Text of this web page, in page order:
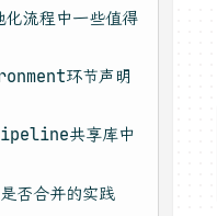
流程中一些值得
环节声明
共享库中
否合并的实践